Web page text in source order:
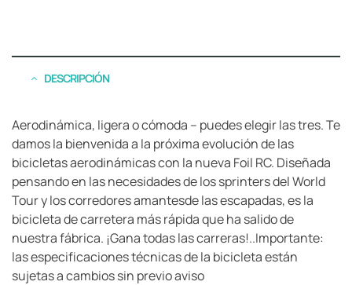
DESCRIPCIÓN
Aerodinámica, ligera o cómoda – puedes elegir las tres. Te
damos la bienvenida a la próxima evolución de las
bicicletas aerodinámicas con la nueva Foil RC. Diseñada
pensando en las necesidades de los sprinters del World
Tour y los corredores amantesde las escapadas, es la
bicicleta de carretera más rápida que ha salido de
nuestra fábrica. ¡Gana todas las carreras!..Importante:
las especificaciones técnicas de la bicicleta están
sujetas a cambios sin previo aviso